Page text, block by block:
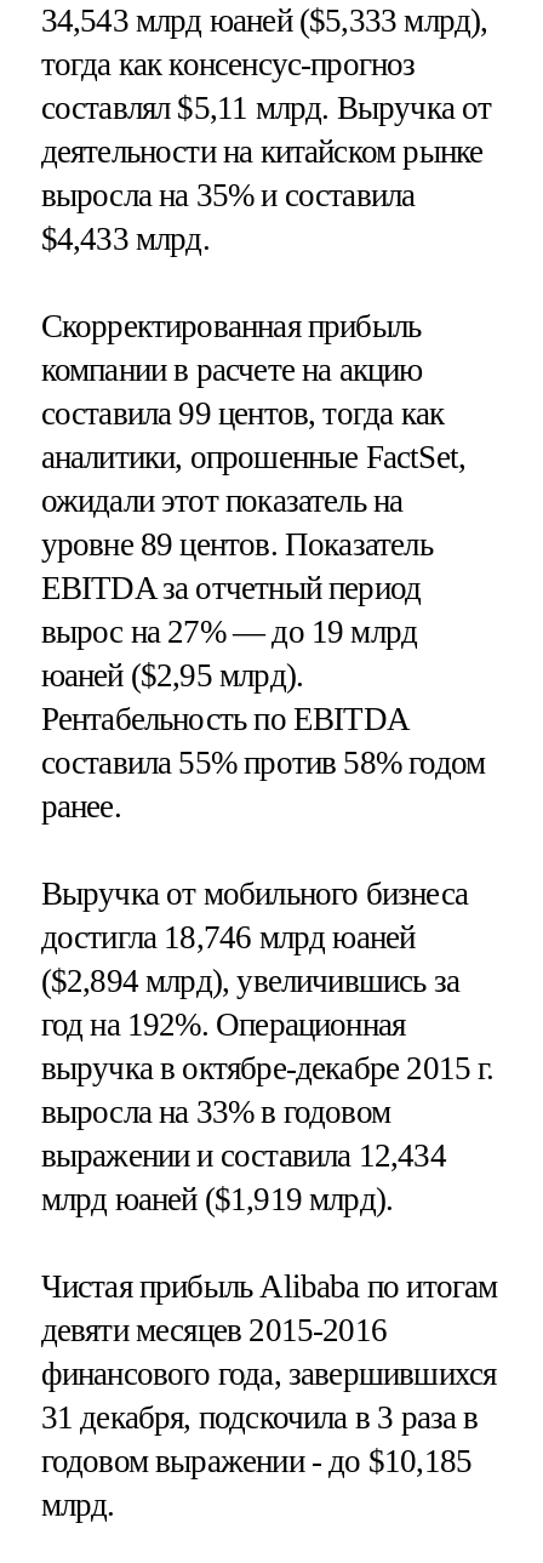
34,543 млрд юаней ($5,333 млрд),
тогда как консенсус-прогноз
составлял $5,11 млрд. Выручка от
деятельности на китайском рынке
выросла на 35% и составила
$4,433 млрд.
Скорректированная прибыль
компании в расчете на акцию
составила 99 центов, тогда как
аналитики, опрошенные FactSet,
ожидали этот показатель на
уровне 89 центов. Показатель
EBITDA за отчетный период
вырос на 27% — до 19 млрд
юаней ($2,95 млрд).
Рентабельность по EBITDA
составила 55% против 58% годом
ранее.
Выручка от мобильного бизнеса
достигла 18,746 млрд юаней
($2,894 млрд), увеличившись за
год на 192%. Операционная
выручка в октябре-декабре 2015 г.
выросла на 33% в годовом
выражении и составила 12,434
млрд юаней ($1,919 млрд).
Чистая прибыль Alibaba по итогам
девяти месяцев 2015-2016
финансового года, завершившихся
31 декабря, подскочила в 3 раза в
годовом выражении - до $10,185
млрд.